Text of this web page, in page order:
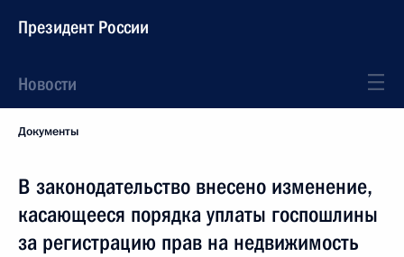
Президент России
Новости
Документы
В законодательство внесено изменение,
касающееся порядка уплаты госпошлины
за регистрацию прав на недвижимость